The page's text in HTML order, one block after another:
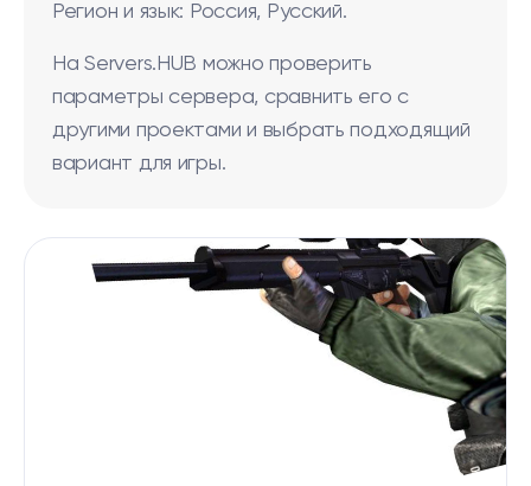
Регион и язык: Россия, Русский.
На Servers.HUB можно проверить
параметры сервера, сравнить его с
другими проектами и выбрать подходящий
вариант для игры.